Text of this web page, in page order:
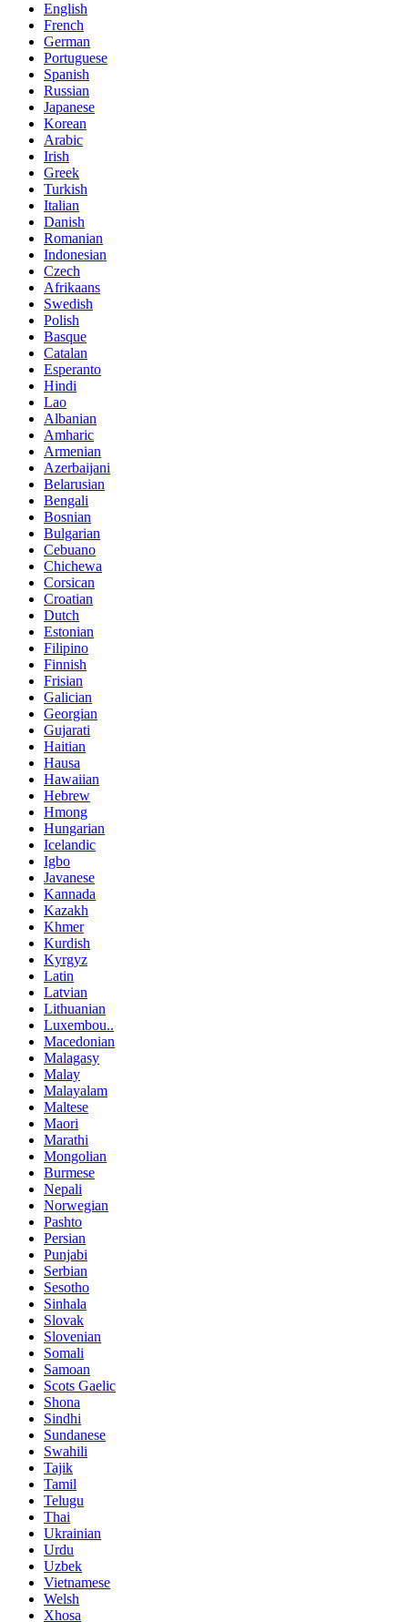
English
French
German
Portuguese
Spanish
Russian
Japanese
Korean
Arabic
Irish
Greek
Turkish
Italian
Danish
Romanian
Indonesian
Czech
Afrikaans
Swedish
Polish
Basque
Catalan
Esperanto
Hindi
Lao
Albanian
Amharic
Armenian
Azerbaijani
Belarusian
Bengali
Bosnian
Bulgarian
Cebuano
Chichewa
Corsican
Croatian
Dutch
Estonian
Filipino
Finnish
Frisian
Galician
Georgian
Gujarati
Haitian
Hausa
Hawaiian
Hebrew
Hmong
Hungarian
Icelandic
Igbo
Javanese
Kannada
Kazakh
Khmer
Kurdish
Kyrgyz
Latin
Latvian
Lithuanian
Luxembou..
Macedonian
Malagasy
Malay
Malayalam
Maltese
Maori
Marathi
Mongolian
Burmese
Nepali
Norwegian
Pashto
Persian
Punjabi
Serbian
Sesotho
Sinhala
Slovak
Slovenian
Somali
Samoan
Scots Gaelic
Shona
Sindhi
Sundanese
Swahili
Tajik
Tamil
Telugu
Thai
Ukrainian
Urdu
Uzbek
Vietnamese
Welsh
Xhosa